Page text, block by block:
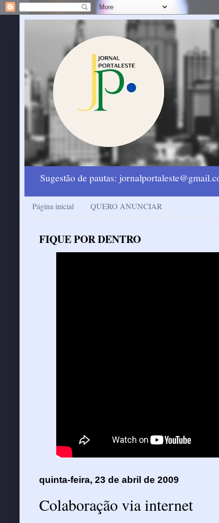
Sugestão de pautas:
Página inicial QUERO ANUNCIAR
FIQUE POR DENTRO
quinta-feira, 23 de abril de 2009
Colaboração via internet